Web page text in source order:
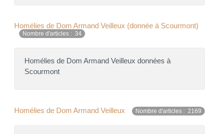
Homélies de Dom Armand Veilleux (donnée à Scourmont)
Nombre d'articles : 34
Homélies de Dom Armand Veilleux données à
Scourmont
Homélies de Dom Armand Veilleux Nombre d'articles : 2169